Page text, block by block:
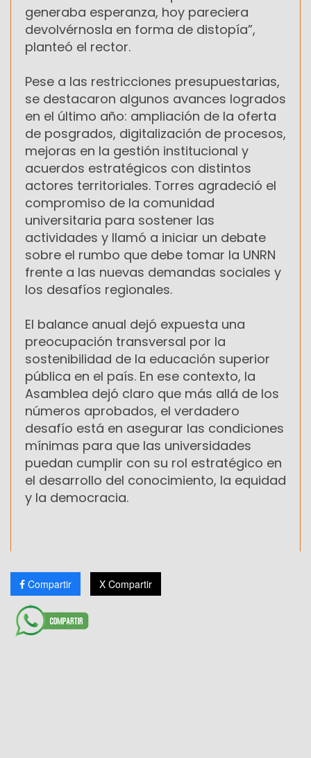
generaba esperanza, hoy pareciera
devolvérnosla en forma de distopía”,
planteó el rector.
Pese a las restricciones presupuestarias,
se destacaron algunos avances logrados
en el último año: ampliación de la oferta
de posgrados, digitalización de procesos,
mejoras en la gestión institucional y
acuerdos estratégicos con distintos
actores territoriales. Torres agradeció el
compromiso de la comunidad
universitaria para sostener las
actividades y llamó a iniciar un debate
sobre el rumbo que debe tomar la UNRN
frente a las nuevas demandas sociales y
los desafíos regionales.
El balance anual dejó expuesta una
preocupación transversal por la
sostenibilidad de la educación superior
pública en el país. En ese contexto, la
Asamblea dejó claro que más allá de los
números aprobados, el verdadero
desafío está en asegurar las condiciones
mínimas para que las universidades
puedan cumplir con su rol estratégico en
el desarrollo del conocimiento, la equidad
y la democracia.
Compartir X Compartir